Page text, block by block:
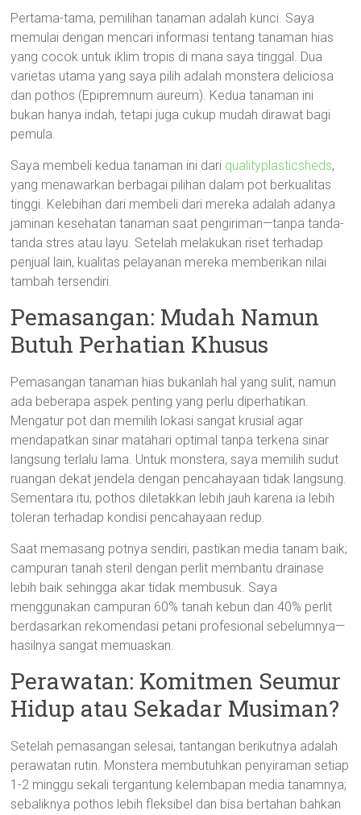
Pertama-tama, pemilihan tanaman adalah kunci. Saya
memulai dengan mencari informasi tentang tanaman hias
yang cocok untuk iklim tropis di mana saya tinggal. Dua
varietas utama yang saya pilih adalah monstera deliciosa
dan pothos (Epipremnum aureum). Kedua tanaman ini
bukan hanya indah, tetapi juga cukup mudah dirawat bagi
pemula.
Saya membeli kedua tanaman ini dari qualityplasticsheds,
yang menawarkan berbagai pilihan dalam pot berkualitas
tinggi. Kelebihan dari membeli dari mereka adalah adanya
jaminan kesehatan tanaman saat pengiriman—tanpa tanda-
tanda stres atau layu. Setelah melakukan riset terhadap
penjual lain, kualitas pelayanan mereka memberikan nilai
tambah tersendiri.
Pemasangan: Mudah Namun
Butuh Perhatian Khusus
Pemasangan tanaman hias bukanlah hal yang sulit, namun
ada beberapa aspek penting yang perlu diperhatikan.
Mengatur pot dan memilih lokasi sangat krusial agar
mendapatkan sinar matahari optimal tanpa terkena sinar
langsung terlalu lama. Untuk monstera, saya memilih sudut
ruangan dekat jendela dengan pencahayaan tidak langsung.
Sementara itu, pothos diletakkan lebih jauh karena ia lebih
toleran terhadap kondisi pencahayaan redup.
Saat memasang potnya sendiri, pastikan media tanam baik;
campuran tanah steril dengan perlit membantu drainase
lebih baik sehingga akar tidak membusuk. Saya
menggunakan campuran 60% tanah kebun dan 40% perlit
berdasarkan rekomendasi petani profesional sebelumnya—
hasilnya sangat memuaskan.
Perawatan: Komitmen Seumur
Hidup atau Sekadar Musiman?
Setelah pemasangan selesai, tantangan berikutnya adalah
perawatan rutin. Monstera membutuhkan penyiraman setiap
1-2 minggu sekali tergantung kelembapan media tanamnya;
sebaliknya pothos lebih fleksibel dan bisa bertahan bahkan